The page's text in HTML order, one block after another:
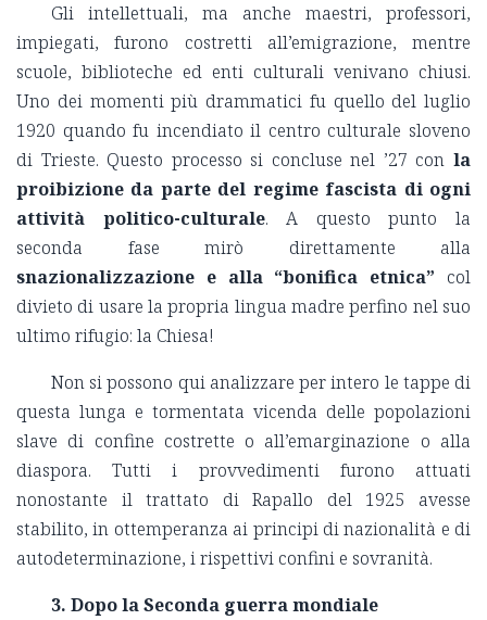
Gli intellettuali, ma anche maestri, professori,
impiegati, furono costretti all’emigrazione, mentre
scuole, biblioteche ed enti culturali venivano chiusi.
Uno dei momenti più drammatici fu quello del luglio
1920 quando fu incendiato il centro culturale sloveno
di Trieste. Questo processo si concluse nel ’27 con la
proibizione da parte del regime fascista di ogni
attività politico-culturale. A questo punto la
seconda fase mirò direttamente alla
snazionalizzazione e alla “bonifica etnica” col
divieto di usare la propria lingua madre perfino nel suo
ultimo rifugio: la Chiesa!
Non si possono qui analizzare per intero le tappe di
questa lunga e tormentata vicenda delle popolazioni
slave di confine costrette o all’emarginazione o alla
diaspora. Tutti i provvedimenti furono attuati
nonostante il trattato di Rapallo del 1925 avesse
stabilito, in ottemperanza ai principi di nazionalità e di
autodeterminazione, i rispettivi confini e sovranità.
3. Dopo la Seconda guerra mondiale